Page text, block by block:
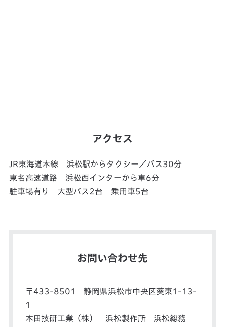
アクセス
JR東海道本線 浜松駅からタクシー／バス30分
東名高速道路 浜松西インターから車6分
駐車場有り 大型バス2台 乗用車5台
お問い合わせ先
〒433-8501 静岡県浜松市中央区葵東1-13-
1
本田技研工業（株） 浜松製作所 浜松総務